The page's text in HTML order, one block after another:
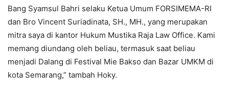
Bang Syamsul Bahri selaku Ketua Umum FORSIMEMA-RI
dan Bro Vincent Suriadinata, SH., MH., yang merupakan
mitra saya di kantor Hukum Mustika Raja Law Office. Kami
memang diundang oleh beliau, termasuk saat beliau
menjadi Dalang di Festival Mie Bakso dan Bazar UMKM di
kota Semarang,” tambah Hoky.